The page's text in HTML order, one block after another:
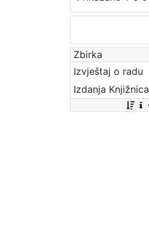
Zbirka
Izvještaj o radu